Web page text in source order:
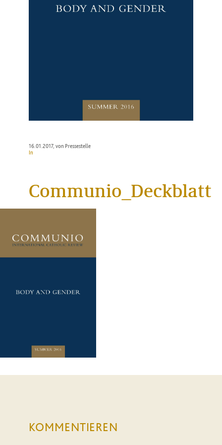
16.01.2017, von Pressestelle
In
Communio_Deckblatt
KOMMENTIEREN